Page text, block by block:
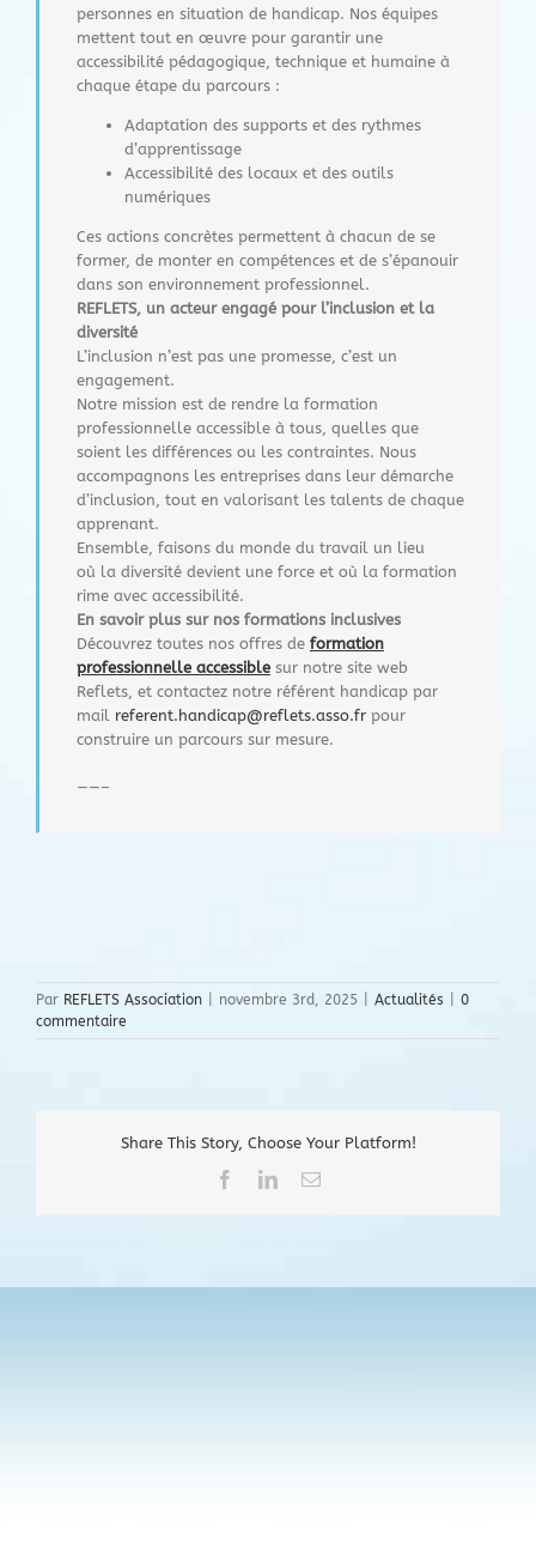
personnes en situation de handicap. Nos équipes
mettent tout en œuvre pour garantir une
accessibilité pédagogique, technique et humaine à
chaque étape du parcours :
Adaptation des supports et des rythmes
d’apprentissage
Accessibilité des locaux et des outils
numériques
Ces actions concrètes permettent à chacun de se
former, de monter en compétences et de s’épanouir
dans son environnement professionnel.
REFLETS, un acteur engagé pour l’inclusion et la
diversité
L’inclusion n’est pas une promesse, c’est un
engagement.
Notre mission est de rendre la formation
professionnelle accessible à tous, quelles que
soient les différences ou les contraintes. Nous
accompagnons les entreprises dans leur démarche
d’inclusion, tout en valorisant les talents de chaque
apprenant.
Ensemble, faisons du monde du travail un lieu
où la diversité devient une force et où la formation
rime avec accessibilité.
En savoir plus sur nos formations inclusives
Découvrez toutes nos offres de formation
professionnelle accessiblesur notre site web
Reflets, et contactez notre référent handicap par
mail referent.handicap@reflets.asso.frpour
construire un parcours sur mesure.
——–
Par REFLETS Association novembre 3rd, 2025 Actualités
0
commentaire
Share This Story, Choose Your Platform!
FacebookLinkedInEmail